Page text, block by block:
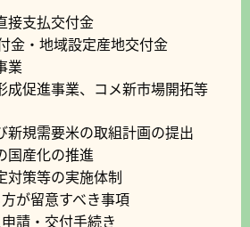
接支払交付金
金・地域設定産地交付金
業
成促進事業、コメ新市場開拓等
新規需要米の取組計画の提出
国産化の推進
対策等の実施体制
が留意すべき事項
請・交付手続き